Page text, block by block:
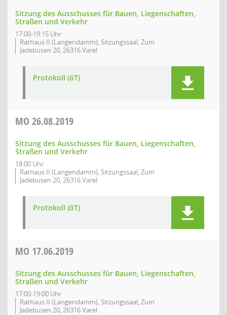
Sitzung des Ausschusses für Bauen, Liegenschaften,
Straßen und Verkehr
17:00-19:15 Uhr
Rathaus II (Langendamm), Sitzungssaal, Zum
Jadebusen 20, 26316 Varel
Protokoll (öT)
MO 26.08.2019
Sitzung des Ausschusses für Bauen, Liegenschaften,
Straßen und Verkehr
18:00 Uhr
Rathaus II (Langendamm), Sitzungssaal, Zum
Jadebusen 20, 26316 Varel
Protokoll (öT)
MO 17.06.2019
Sitzung des Ausschusses für Bauen, Liegenschaften,
Straßen und Verkehr
17:00-19:00 Uhr
Rathaus II (Langendamm), Sitzungssaal, Zum
Jadebusen 20, 26316 Varel